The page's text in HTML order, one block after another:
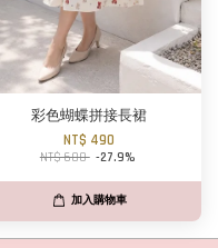
彩色蝴蝶拼接長裙
NT$ 490
NT$ 680 -27.9%
加入購物車